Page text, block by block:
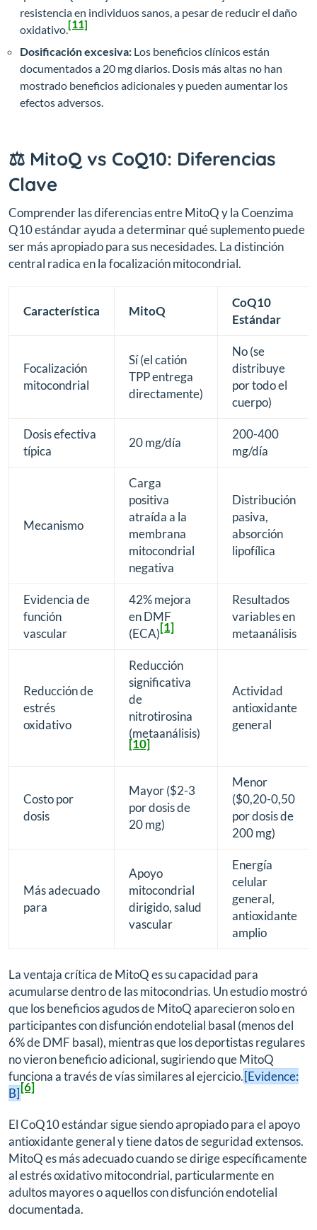
resistencia en individuos sanos, a pesar de reducir el daño
oxidativo. [11]
Dosificación excesiva: Los beneficios clínicos están
documentados a 20 mg diarios. Dosis más altas no han
mostrado beneficios adicionales y pueden aumentar los
efectos adversos.
⚖️ MitoQ vs CoQ10: Diferencias
Clave
Comprender las diferencias entre MitoQ y la Coenzima
Q10 estándar ayuda a determinar qué suplemento puede
ser más apropiado para sus necesidades. La distinción
central radica en la focalización mitocondrial.
Característica MitoQ
CoQ10
Estándar
Focalización
mitocondrial
Sí (el catión
TPP entrega
directamente)
No (se
distribuye
por todo el
cuerpo)
Dosis efectiva
típica
20 mg/día
200-400
mg/día
Mecanismo
Carga
positiva
atraída a la
membrana
mitocondrial
negativa
Distribución
pasiva,
absorción
lipofílica
Evidencia de
función
vascular
42% mejora
en DMF
(ECA)[1]
Resultados
variables en
metaanálisis
Reducción de
estrés
oxidativo
Reducción
significativa
de
nitrotirosina
(metaanálisis)
[10]
Actividad
antioxidante
general
Costo por
dosis
Mayor ($2-3
por dosis de
20 mg)
Menor
($0,20-0,50
por dosis de
200 mg)
Más adecuado
para
Apoyo
mitocondrial
dirigido, salud
vascular
Energía
celular
general,
antioxidante
amplio
La ventaja crítica de MitoQ es su capacidad para
acumularse dentro de las mitocondrias. Un estudio mostró
que los beneficios agudos de MitoQ aparecieron solo en
participantes con disfunción endotelial basal (menos del
6% de DMF basal), mientras que los deportistas regulares
no vieron beneficio adicional, sugiriendo que MitoQ
funciona a través de vías similares al ejercicio.[Evidence:
B][6]
El CoQ10 estándar sigue siendo apropiado para el apoyo
antioxidante general y tiene datos de seguridad extensos.
MitoQ es más adecuado cuando se dirige específicamente
al estrés oxidativo mitocondrial, particularmente en
adultos mayores o aquellos con disfunción endotelial
documentada.